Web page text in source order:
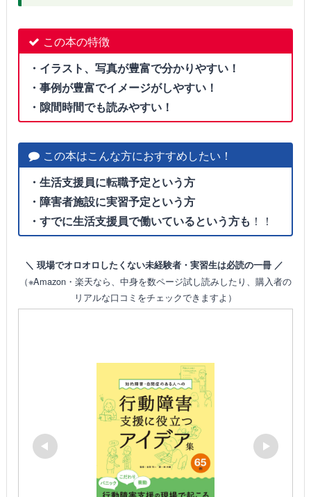
この本の特徴
・イラスト、写真が豊富で分かりやすい！
・事例が豊富でイメージがしやすい！
・隙間時間でも読みやすい！
この本はこんな方におすすめしたい！
・生活支援員に転職予定という方
・障害者施設に実習予定という方
・すでに生活支援員で働いているという方も ！！
＼ 現場でオロオロしたくない未経験者・実習生は必読の一冊 ／
（※Amazon・楽天なら、中身を数ページ試し読みしたり、購入者の
リアルな口コミをチェックできますよ）